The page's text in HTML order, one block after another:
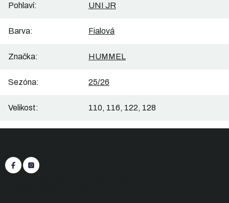
Pohlaví: UNI JR
Barva: Fialová
Značka: HUMMEL
Sezóna: 25/26
Velikost: 110, 116, 122, 128
a